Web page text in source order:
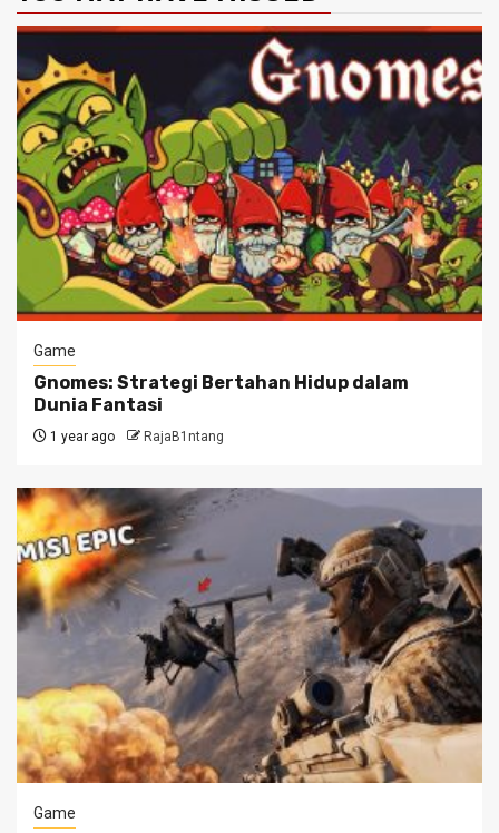
Game
Gnomes: Strategi Bertahan Hidup dalam
Dunia Fantasi
1 year ago RajaB1ntang
Game